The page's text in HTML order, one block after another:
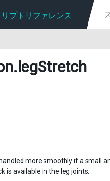
リプトリファレンス
.legStretch
more smoothly if a small
is available in the leg joints.